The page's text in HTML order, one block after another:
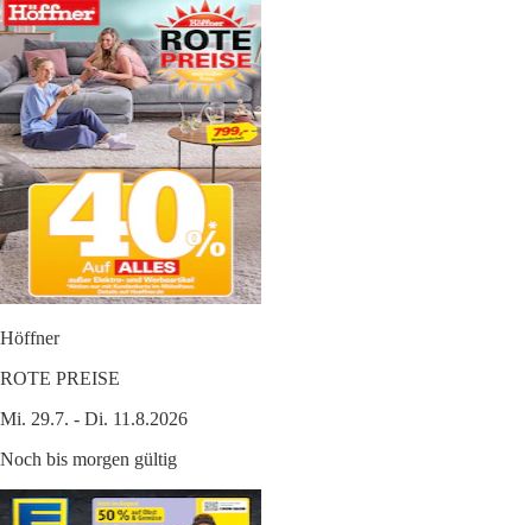
Höffner
ROTE PREISE
Mi. 29.7. - Di. 11.8.2026
Noch bis morgen gültig